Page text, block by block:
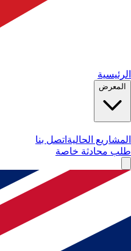
الرئيسية
المعرض
المشاريع الحالية اتصل بنا
طلب محادثة خاصة